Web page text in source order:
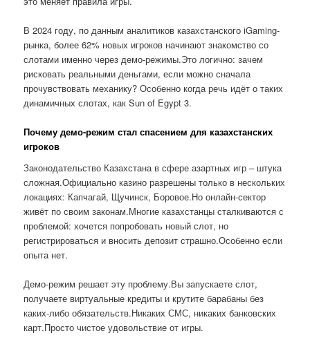
В 2024 году, по данным аналитиков казахстанского iGaming-
рынка, более 62% новых игроков начинают знакомство со
слотами именно через демо-режимы.Это логично: зачем
рисковать реальными деньгами, если можно сначала
прочувствовать механику? Особенно когда речь идёт о таких
динамичных слотах, как Sun of Egypt 3.
Почему демо-режим стал спасением для казахстанских
игроков
Законодательство Казахстана в сфере азартных игр – штука
сложная.Официально казино разрешены только в нескольких
локациях: Капчагай, Щучинск, Боровое.Но онлайн-сектор
живёт по своим законам.Многие казахстанцы сталкиваются с
проблемой: хочется попробовать новый слот, но
регистрироваться и вносить депозит страшно.Особенно если
опыта нет.
Демо-режим решает эту проблему.Вы запускаете слот,
получаете виртуальные кредиты и крутите барабаны без
каких-либо обязательств.Никаких СМС, никаких банковских
карт.Просто чистое удовольствие от игры.